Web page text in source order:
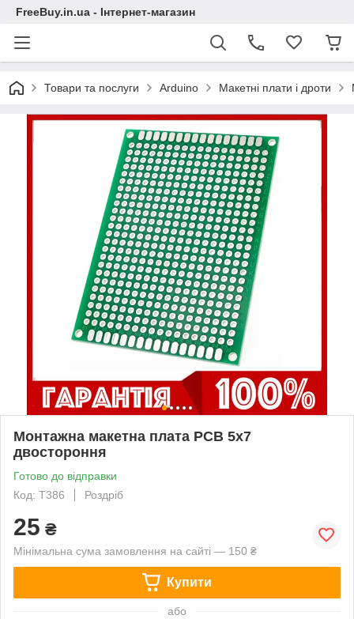
FreeBuy.in.ua - Інтернет-магазин
Товари та послуги Arduino Макетні плати і дроти
Монтажна макетна плата PCB 5x7
двостороння
Готово до відправки
Код: Т386
Роздріб
25 ₴
Мінімальна сума замовлення на сайті — 150 ₴
Купити
або